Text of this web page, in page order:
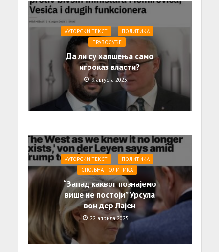
АУТОРСКИ ТЕКСТ
ПОЛИТИКА
ПРАВОСУЂЕ
Да ли су хапшења само
игроказ власти?
9. августа 2025.
АУТОРСКИ ТЕКСТ
ПОЛИТИКА
СПОЉНА ПОЛИТИКА
“Запад каквог познајемо
више не постоји” Урсула
вон дер Лајен
22. априла 2025.